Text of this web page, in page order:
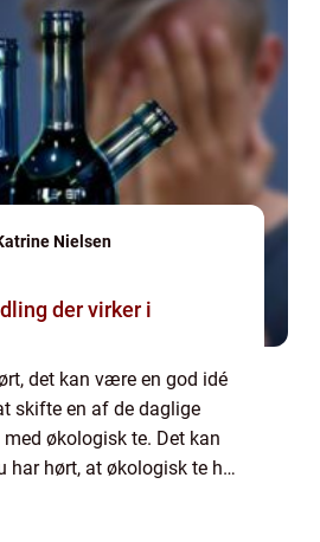
Nielsen
der virker i
det kan være en god idé
skifte en af de daglige
økologisk te. Det kan
har hørt, at økologisk te har